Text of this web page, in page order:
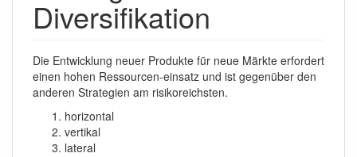
Diversifikation
Die Entwicklung neuer Produkte für neue Märkte erfordert
einen hohen Ressourcen-einsatz und ist gegenüber den
anderen Strategien am risikoreichsten.
horizontal
vertikal
lateral